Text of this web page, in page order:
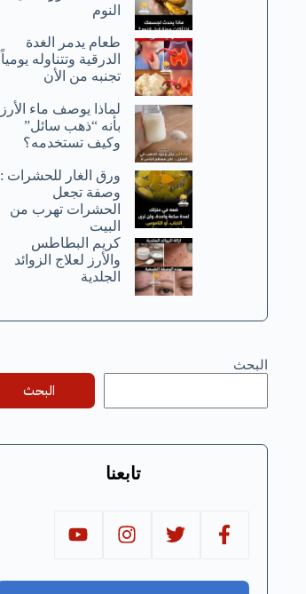
النوم
طعام يدمر الغدة
الدرقية وتتناوله يومياً
تجنبه من الأن
لماذا يوصف ماء الأرز
بأنه “ذهب سائل”
وكيف تستخدمه؟
ورق الغار للحشرات :
وصفة تجعل
الحشرات تهرب من
البيت
كريم البطاطس
والأرز لعلاج الزوائد
الجلدية
البحث
البحث
تابعنا